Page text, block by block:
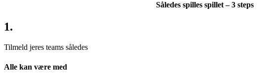
Således spilles spillet – 3 steps
1.
Tilmeld jeres teams således
Alle kan være med